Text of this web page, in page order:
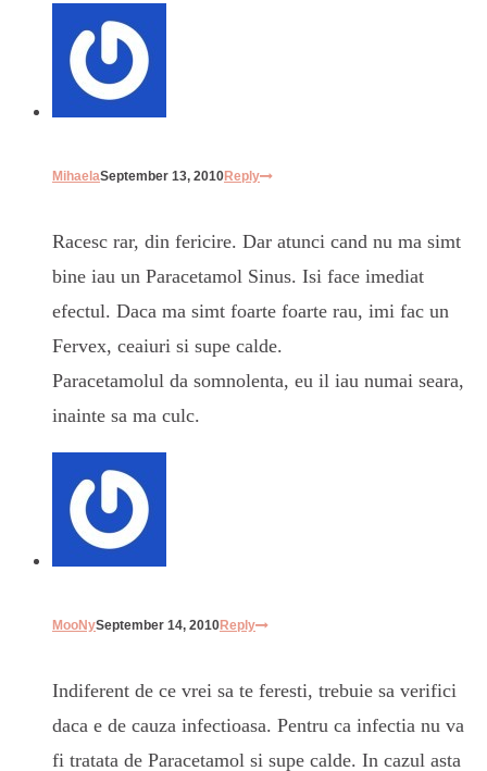
MihaelaSeptember 13, 2010Reply
Racesc rar, din fericire. Dar atunci cand nu ma simt
bine iau un Paracetamol Sinus. Isi face imediat
efectul. Daca ma simt foarte foarte rau, imi fac un
Fervex, ceaiuri si supe calde.
Paracetamolul da somnolenta, eu il iau numai seara,
inainte sa ma culc.
MooNySeptember 14, 2010Reply
Indiferent de ce vrei sa te feresti, trebuie sa verifici
daca e de cauza infectioasa. Pentru ca infectia nu va
fi tratata de Paracetamol si supe calde. In cazul asta